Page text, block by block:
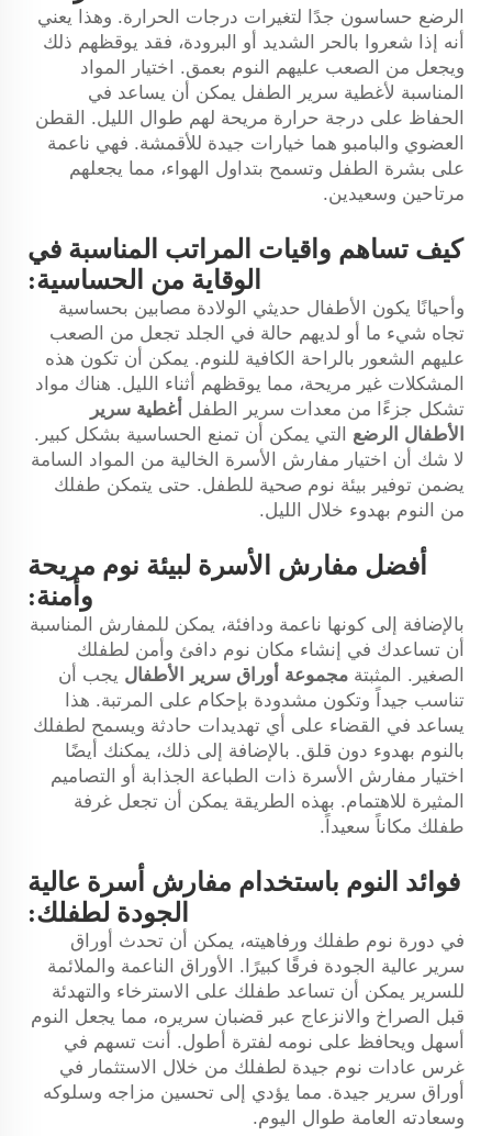
الرضع حساسون جدًا لتغيرات درجات الحرارة. وهذا يعني
أنه إذا شعروا بالحر الشديد أو البرودة، فقد يوقظهم ذلك
ويجعل من الصعب عليهم النوم بعمق. اختيار المواد
المناسبة لأغطية سرير الطفل يمكن أن يساعد في
الحفاظ على درجة حرارة مريحة لهم طوال الليل. القطن
العضوي والبامبو هما خيارات جيدة للأقمشة. فهي ناعمة
على بشرة الطفل وتسمح بتداول الهواء، مما يجعلهم
مرتاحين وسعيدين.
كيف تساهم واقيات المراتب المناسبة في
الوقاية من الحساسية:
وأحيانًا يكون الأطفال حديثي الولادة مصابين بحساسية
تجاه شيء ما أو لديهم حالة في الجلد تجعل من الصعب
عليهم الشعور بالراحة الكافية للنوم. يمكن أن تكون هذه
المشكلات غير مريحة، مما يوقظهم أثناء الليل. هناك مواد
تشكل جزءًا من معدات سرير الطفل أغطية سرير
الأطفال الرضع
التي يمكن أن تمنع الحساسية بشكل كبير.
لا شك أن اختيار مفارش الأسرة الخالية من المواد السامة
يضمن توفير بيئة نوم صحية للطفل. حتى يتمكن طفلك
من النوم بهدوء خلال الليل.
أفضل مفارش الأسرة لبيئة نوم مريحة
وأمنة:
بالإضافة إلى كونها ناعمة ودافئة، يمكن للمفارش المناسبة
أن تساعدك في إنشاء مكان نوم دافئ وأمن لطفلك
الصغير. المثبتة مجموعة أوراق سرير الأطفال يجب أن
تناسب جيداً وتكون مشدودة بإحكام على المرتبة. هذا
يساعد في القضاء على أي تهديدات حادثة ويسمح لطفلك
بالنوم بهدوء دون قلق. بالإضافة إلى ذلك، يمكنك أيضًا
اختيار مفارش الأسرة ذات الطباعة الجذابة أو التصاميم
المثيرة للاهتمام. بهذه الطريقة يمكن أن تجعل غرفة
طفلك مكاناً سعيداً.
فوائد النوم باستخدام مفارش أسرة عالية
الجودة لطفلك:
في دورة نوم طفلك ورفاهيته، يمكن أن تحدث أوراق
سرير عالية الجودة فرقًا كبيرًا. الأوراق الناعمة والملائمة
للسرير يمكن أن تساعد طفلك على الاسترخاء والتهدئة
قبل الصراخ والانزعاج عبر قضبان سريره، مما يجعل النوم
أسهل ويحافظ على نومه لفترة أطول. أنت تسهم في
غرس عادات نوم جيدة لطفلك من خلال الاستثمار في
أوراق سرير جيدة. مما يؤدي إلى تحسين مزاجه وسلوكه
وسعادته العامة طوال اليوم.